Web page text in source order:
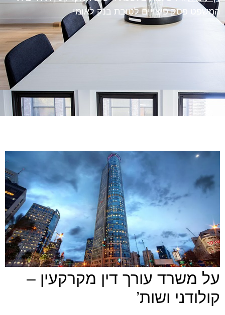
המשפט פסק פיצויים לטובת בנק לאומי
על משרד עורך דין מקרקעין –
קולודני ושות’